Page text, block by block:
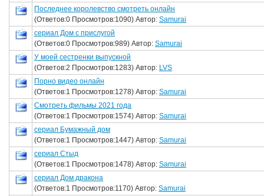
Последнее королевство смотреть онлайн
(Ответов:0 Просмотров:1090) Автор: Samurai
сериал Дом с прислугой
(Ответов:0 Просмотров:989) Автор: Samurai
У моей сестренки выпускной
(Ответов:2 Просмотров:1283) Автор: LVS
Порно видео онлайн
(Ответов:1 Просмотров:1278) Автор: Samurai
Смотреть фильмы 2021 года
(Ответов:1 Просмотров:1574) Автор: Samurai
сериал Бумажный дом
(Ответов:1 Просмотров:1447) Автор: Samurai
сериал Стыд
(Ответов:1 Просмотров:1478) Автор: Samurai
сериал Дом дракона
(Ответов:1 Просмотров:1170) Автор: Samurai